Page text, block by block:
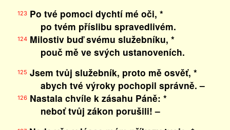
123Po tvé pomoci dychtí mé oči, *
po tvém příslibu spravedlivém.
124Milostiv buď svému služebníku, *
pouč mě ve svých ustanoveních.
125 Jsem tvůj služebník, proto mě osvěť, *
abych tvé výroky pochopil správně. –
126Nastala chvíle k zásahu Páně: *
neboť tvůj zákon porušili! –